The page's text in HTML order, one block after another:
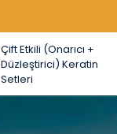
Çift Etkili (Onarıcı +
Düzleştirici) Keratin
Setleri